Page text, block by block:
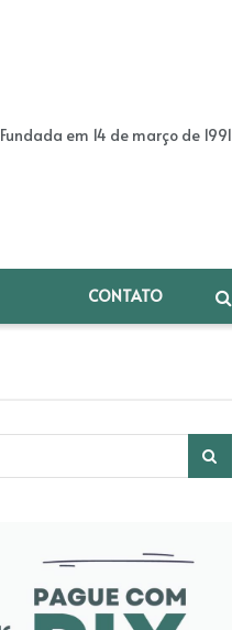
Fundada em 14 de março de 1991
CONTATO